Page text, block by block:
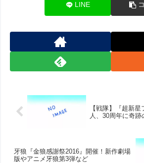
LINE
【戦隊】『超新
人、30周年に奇跡
牙狼『金狼感謝祭2016』開催！新作劇場
版やアニメ牙狼第3弾など